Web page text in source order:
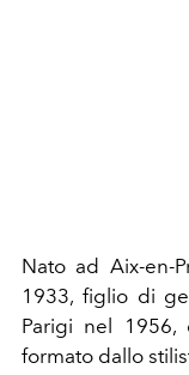
Nato ad Aix-en-
1933, figlio di
Parigi nel
formato dallo